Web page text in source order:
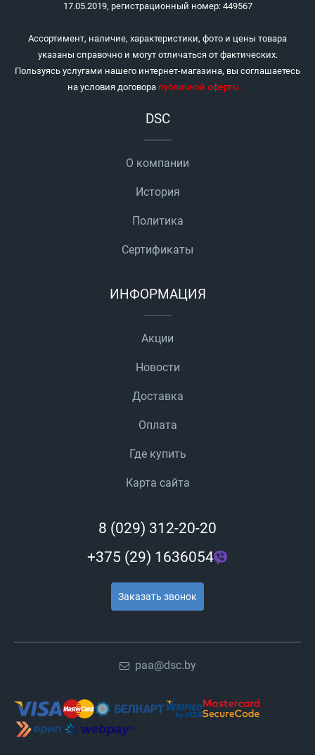
17.05.2019, регистрационный номер: 449567
Ассортимент, наличие, характеристики, фото и цены товара
указаны справочно и могут отличаться от фактических.
Пользуясь услугами нашего интернет-магазина, вы соглашаетесь
на условия договора публичной оферты.
DSC
О компании
История
Политика
Сертификаты
ИНФОРМАЦИЯ
Акции
Новости
Доставка
Оплата
Где купить
Карта сайта
8 (029) 312-20-20
+375 (29) 1636054
Заказать звонок
paa@dsc.by